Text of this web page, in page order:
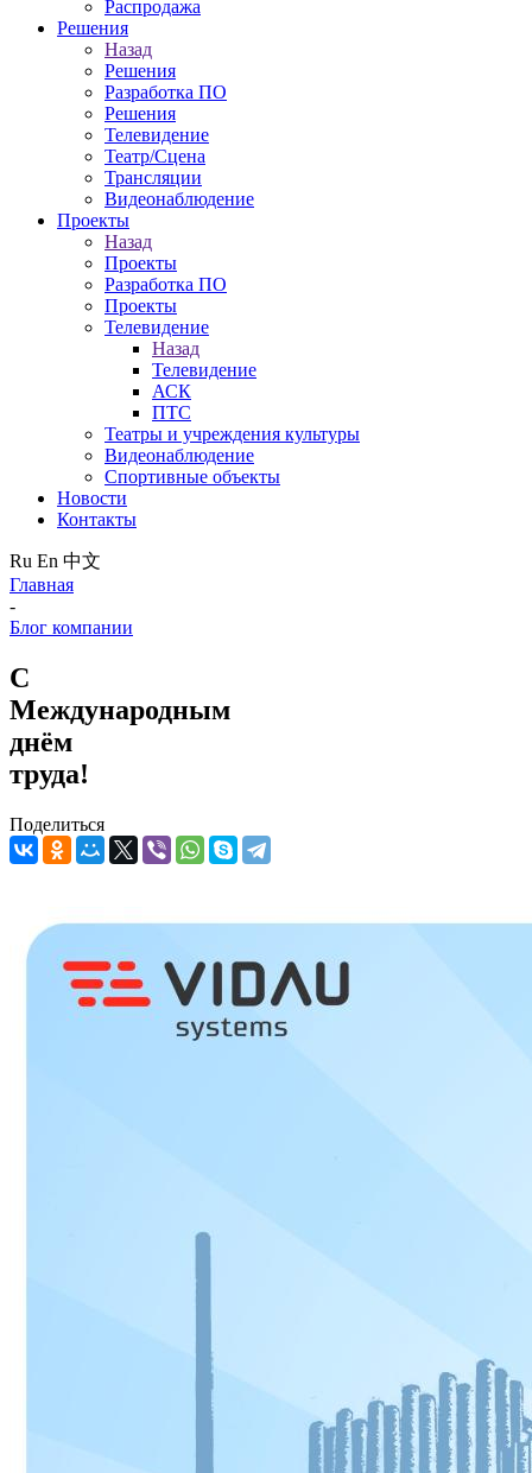
Распродажа
Решения
Назад
Решения
Разработка ПО
Решения
Телевидение
Театр/Сцена
Трансляции
Видеонаблюдение
Проекты
Назад
Проекты
Разработка ПО
Проекты
Телевидение
Назад
Телевидение
АСК
ПТС
Театры и учреждения культуры
Видеонаблюдение
Спортивные объекты
Новости
Контакты
Ru En 中文
Главная
-
Блог компании
С
Международным
днём
труда!
Поделиться